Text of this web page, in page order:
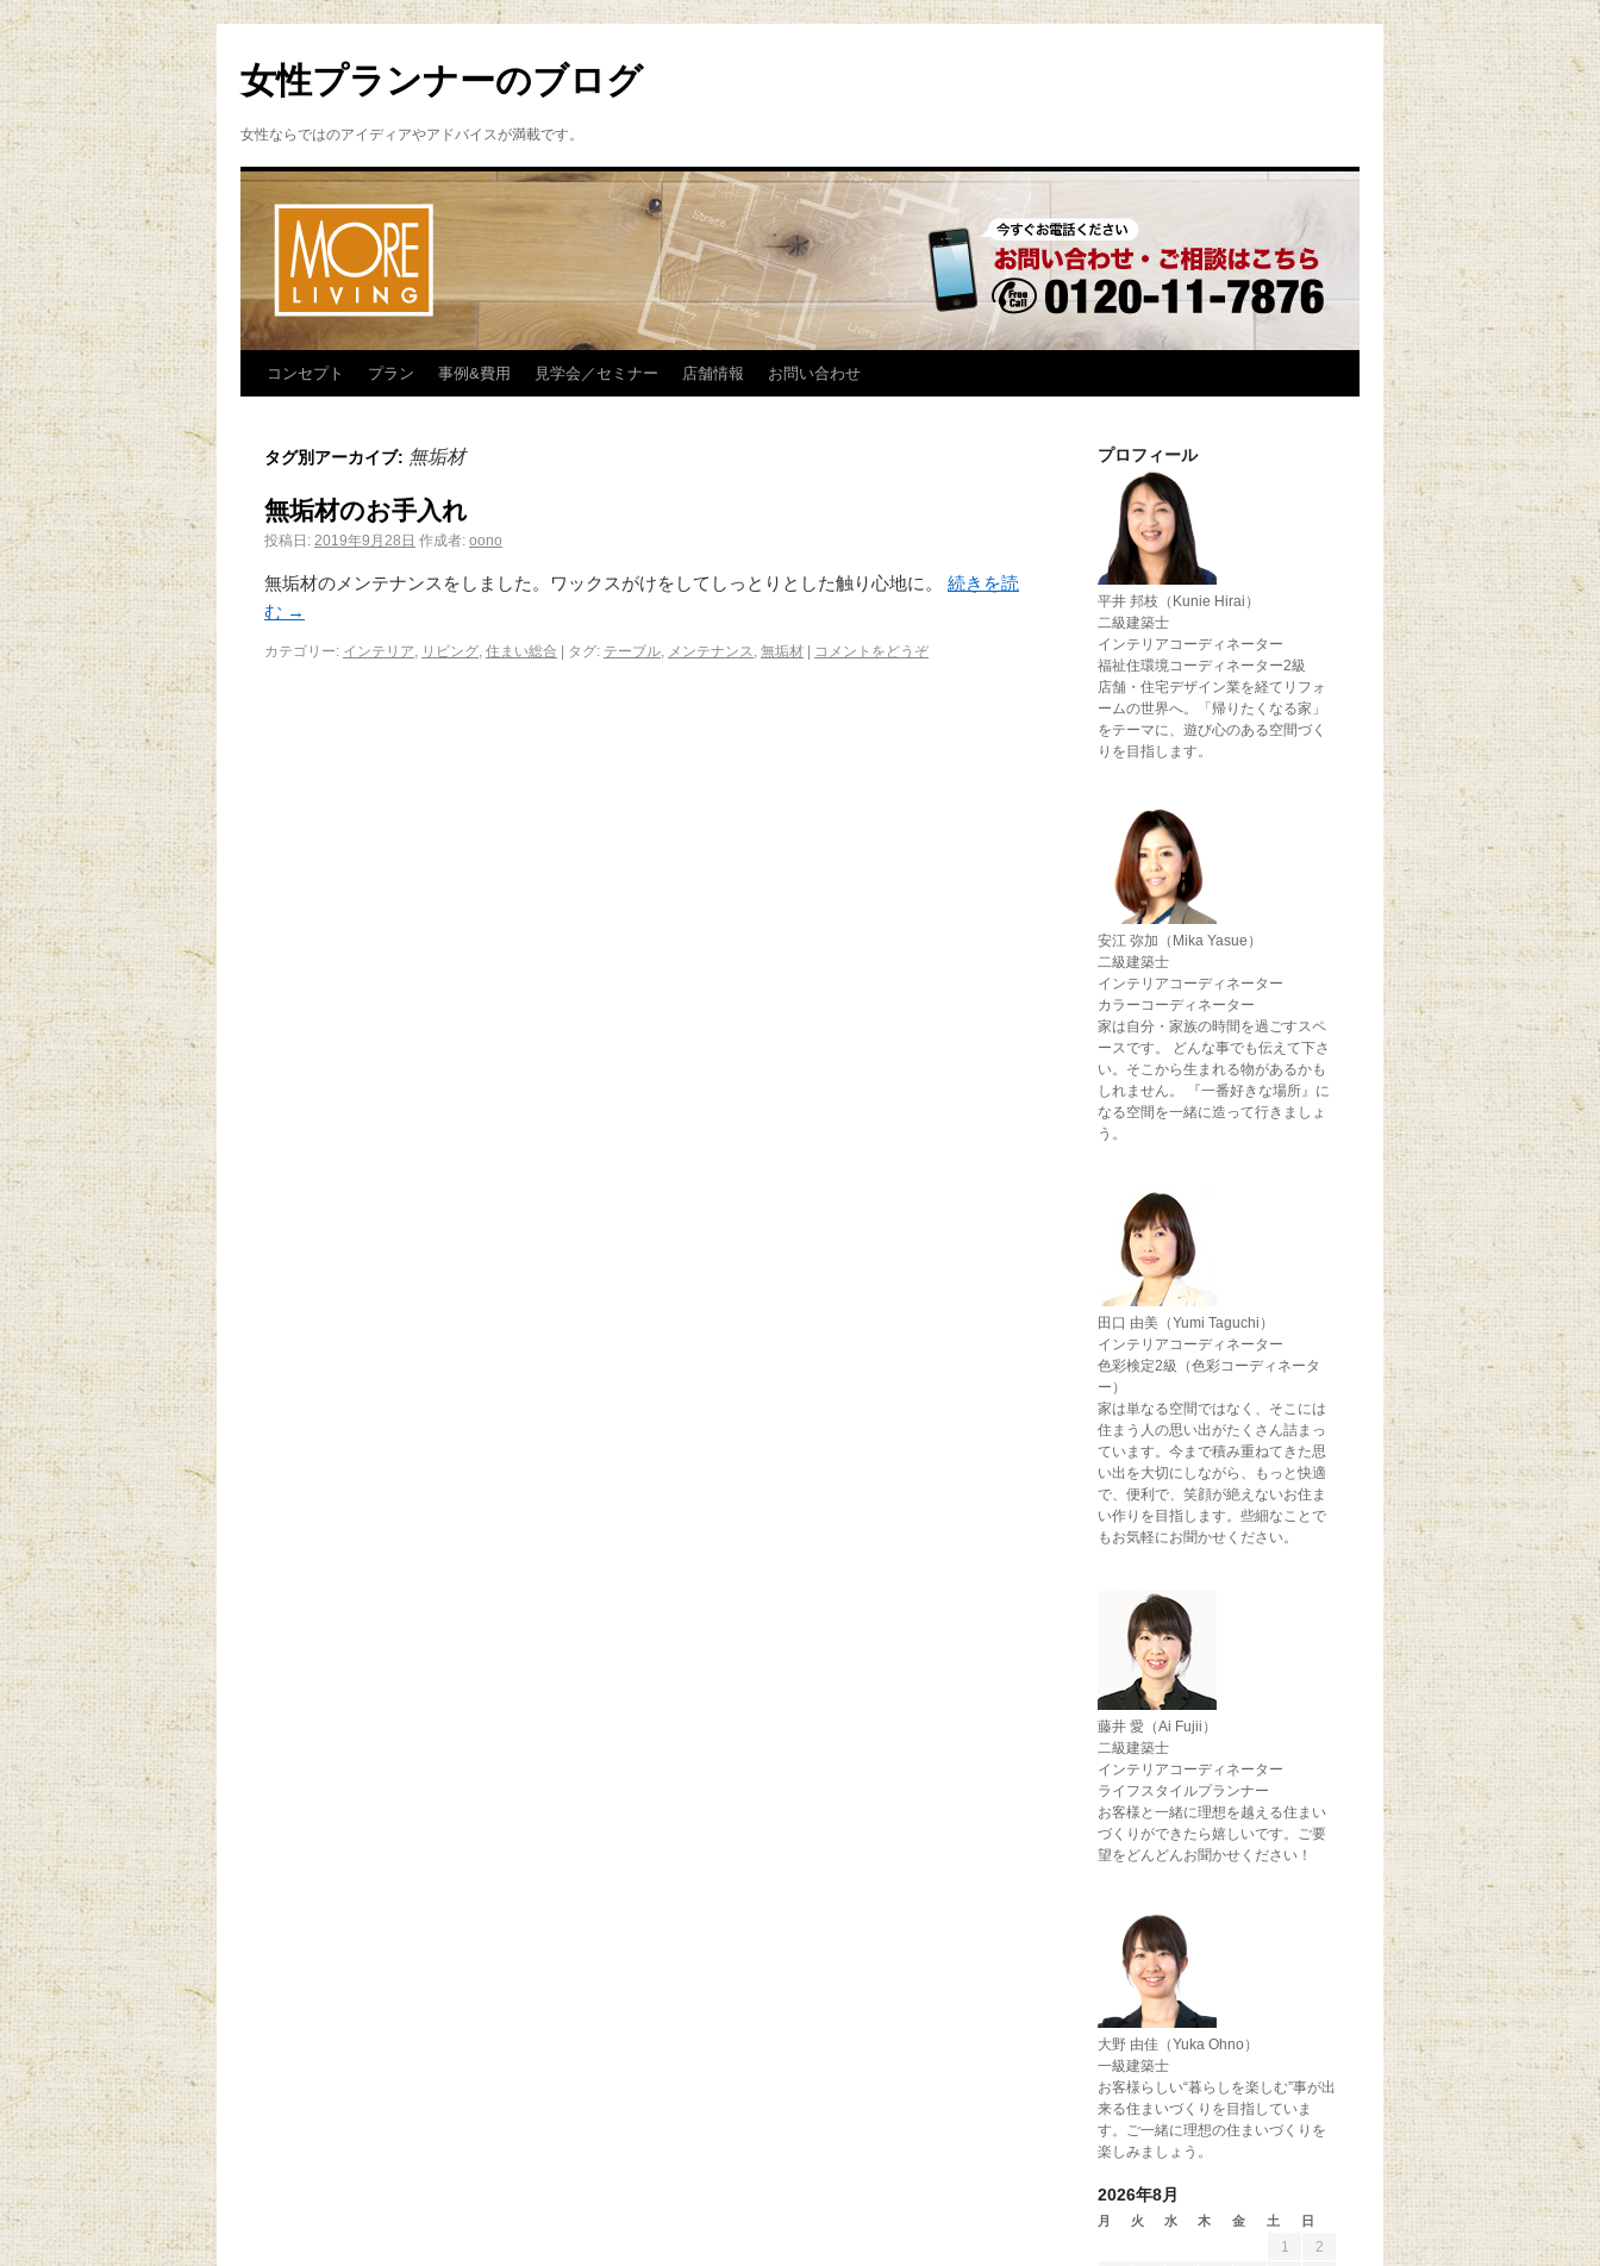
女性プランナーのブログ
女性ならではのアイディアやアドバイスが満載です。
コンセプト プラン 事例&費用 見学会／セミナー 店舗情報 お問い合わせ
タグ別アーカイブ: 無垢材
無垢材のお手入れ
投稿日: 2019年9月28日 作成者: oono
無垢材のメンテナンスをしました。ワックスがけをしてしっとりとした触り心地に。 続きを読
む →
カテゴリー: インテリア, リビング, 住まい総合 タグ: テーブル, メンテナンス, 無垢材 コメントをどうぞ
プロフィール
平井 邦枝（Kunie Hirai）
二級建築士
インテリアコーディネーター
福祉住環境コーディネーター2級
店舗・住宅デザイン業を経てリフォ
ームの世界へ。「帰りたくなる家」
をテーマに、遊び心のある空間づく
りを目指します。
安江 弥加（Mika Yasue）
二級建築士
インテリアコーディネーター
カラーコーディネーター
家は自分・家族の時間を過ごすスペ
ースです。 どんな事でも伝えて下さ
い。そこから生まれる物があるかも
しれません。 『一番好きな場所』に
なる空間を一緒に造って行きましょ
う。
田口 由美（Yumi Taguchi）
インテリアコーディネーター
色彩検定2級（色彩コーディネータ
ー）
家は単なる空間ではなく、そこには
住まう人の思い出がたくさん詰まっ
ています。今まで積み重ねてきた思
い出を大切にしながら、もっと快適
で、便利で、笑顔が絶えないお住ま
い作りを目指します。些細なことで
もお気軽にお聞かせください。
藤井 愛（Ai Fujii）
二級建築士
インテリアコーディネーター
ライフスタイルプランナー
お客様と一緒に理想を越える住まい
づくりができたら嬉しいです。ご要
望をどんどんお聞かせください！
大野 由佳（Yuka Ohno）
一級建築士
お客様らしい“暮らしを楽しむ”事が出
来る住まいづくりを目指していま
す。ご一緒に理想の住まいづくりを
楽しみましょう。
2026年8月
月 火 水 木 金 土 日
1
2